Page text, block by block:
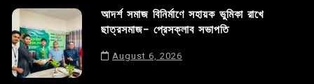
আদর্শ সমাজ বিনির্মাণে সহায়ক ভুমিকা রাখে
ছাত্রসমাজ- প্রেসক্লাব সভাপতি
August 6, 2026